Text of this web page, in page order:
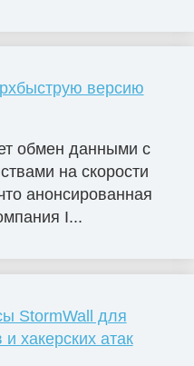
версию
обмен данными с
на скорости
анонсированная
I...
StormWall для
хакерских атак